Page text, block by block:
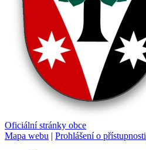
Oficiální stránky obce
Mapa webu | Prohlášení o přístupnosti